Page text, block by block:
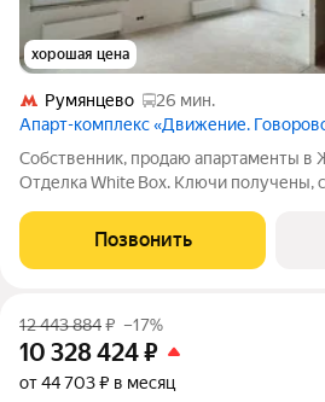
хорошая цена
Румянцево
26 мин.
Апарт-комплекс «Движение.
Собственник, продаю апартаменты
Отделка White Box. Ключи получены,
на юго-западе Москвы, в
округе, в 300 м от МКАД
Позвонить
12 443 884₽ –17%
10 328 424₽
от 44 703 ₽ в месяц